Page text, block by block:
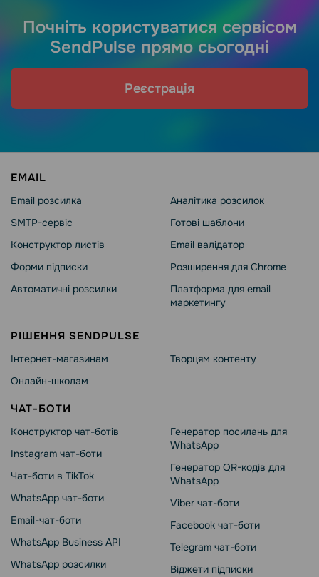
Почніть користуватися сервісом
SendPulse прямо сьогодні
Реєстрація
EMAIL
Email розсилка
SMTP-сервіс
Конструктор листів
Форми підписки
Автоматичні розсилки
Аналітика розсилок
Готові шаблони
Email валідатор
Розширення для Chrome
Платформа для email
маркетингу
РІШЕННЯ SENDPULSE
Інтернет-магазинам
Онлайн-школам
Творцям контенту
ЧАТ-БОТИ
Конструктор чат-ботів
Instagram чат-боти
Чат-боти в TikTok
WhatsApp чат-боти
Email-чат-боти
WhatsApp Business API
WhatsApp розсилки
Генератор посилань для
WhatsApp
Генератор QR-кодів для
WhatsApp
Viber чат-боти
Facebook чат-боти
Telegram чат-боти
Віджети підписки